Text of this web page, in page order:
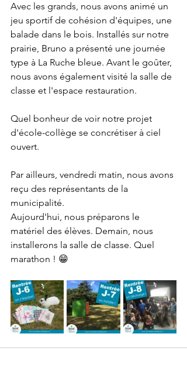
Avec les grands, nous avons animé un
jeu sportif de cohésion d'équipes, une
balade dans le bois. Installés sur notre
prairie, Bruno a présenté une journée
type à La Ruche bleue. Avant le goûter,
nous avons également visité la salle de
classe et l'espace restauration.
Quel bonheur de voir notre projet
d'école-collège se concrétiser à ciel
ouvert.
Par ailleurs, vendredi matin, nous avons
reçu des représentants de la
municipalité.
Aujourd'hui, nous préparons le
matériel des élèves. Demain, nous
installerons la salle de classe. Quel
marathon ! 😁